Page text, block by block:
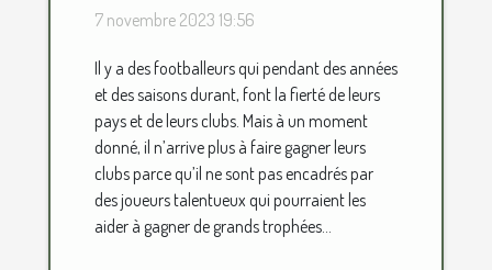
7 novembre 2023 19:56
Il y a des footballeurs qui pendant des années
et des saisons durant, font la fierté de leurs
pays et de leurs clubs. Mais à un moment
donné, il n’arrive plus à faire gagner leurs
clubs parce qu’il ne sont pas encadrés par
des joueurs talentueux qui pourraient les
aider à gagner de grands trophées...